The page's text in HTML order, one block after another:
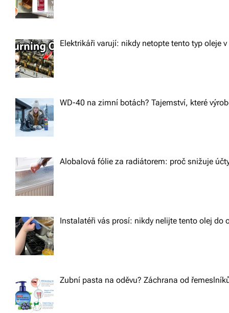
Elektrikáři varují: nikdy netopte tento typ oleje v
WD-40 na zimní botách? Tajemství, které
Alobalová fólie za radiátorem: proč snižuje
Instalatéři vás prosí: nikdy nelijte tento olej do
Zubní pasta na oděvu? Záchrana od